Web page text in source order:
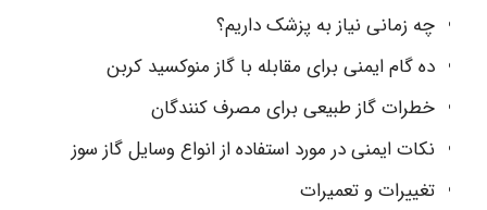
چه زمانی نیاز به پزشک داریم؟
ده گام ایمنی برای مقابله با گاز منوکسید کربن
خطرات گاز طبیعی برای مصرف کنندگان
نکات ایمنی در مورد استفاده از انواع وسایل گاز سوز
تغییرات و تعمیرات